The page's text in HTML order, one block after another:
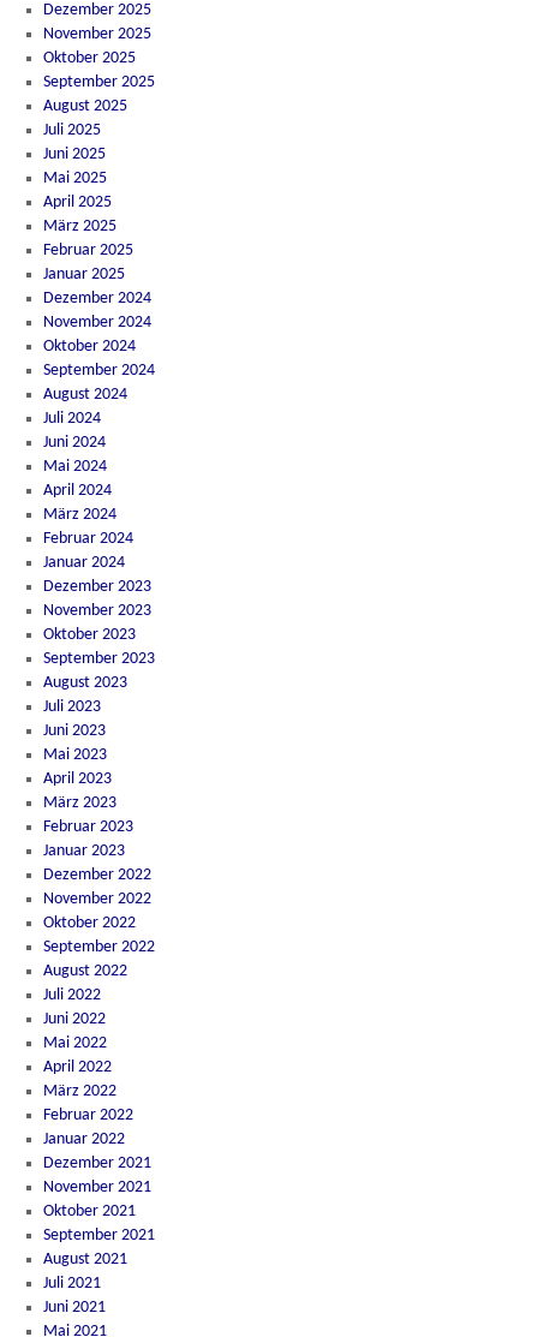
Dezember 2025
November 2025
Oktober 2025
September 2025
August 2025
Juli 2025
Juni 2025
Mai 2025
April 2025
März 2025
Februar 2025
Januar 2025
Dezember 2024
November 2024
Oktober 2024
September 2024
August 2024
Juli 2024
Juni 2024
Mai 2024
April 2024
März 2024
Februar 2024
Januar 2024
Dezember 2023
November 2023
Oktober 2023
September 2023
August 2023
Juli 2023
Juni 2023
Mai 2023
April 2023
März 2023
Februar 2023
Januar 2023
Dezember 2022
November 2022
Oktober 2022
September 2022
August 2022
Juli 2022
Juni 2022
Mai 2022
April 2022
März 2022
Februar 2022
Januar 2022
Dezember 2021
November 2021
Oktober 2021
September 2021
August 2021
Juli 2021
Juni 2021
Mai 2021